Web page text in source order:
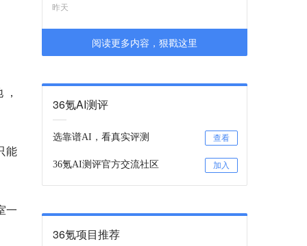
能
一
昨天
阅读更多内容，狠戳这里
36氪AI测评
选靠谱AI，看真实评测 查看
36氪AI测评官方交流社区 加入
36氪项目推荐